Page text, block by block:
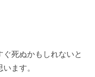
死ぬかもしれないと
ます。